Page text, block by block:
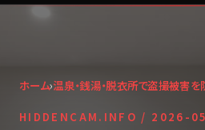
ホーム›温泉・銭湯・脱衣所で盗撮被害を
HIDDENCAM.INFO / 2026-